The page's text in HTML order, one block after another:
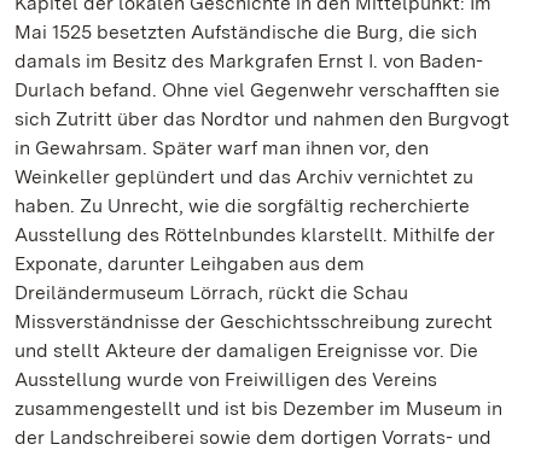
Mai 1525 besetzten Aufständische die Burg, die sich
damals im Besitz des Markgrafen Ernst I. von Baden-
Durlach befand. Ohne viel Gegenwehr verschafften sie
sich Zutritt über das Nordtor und nahmen den Burgvogt
in Gewahrsam. Später warf man ihnen vor, den
Weinkeller geplündert und das Archiv vernichtet zu
haben. Zu Unrecht, wie die sorgfältig recherchierte
Ausstellung des Röttelnbundes klarstellt. Mithilfe der
Exponate, darunter Leihgaben aus dem
Dreiländermuseum Lörrach, rückt die Schau
Missverständnisse der Geschichtsschreibung zurecht
und stellt Akteure der damaligen Ereignisse vor. Die
Ausstellung wurde von Freiwilligen des Vereins
zusammengestellt und ist bis Dezember im Museum in
der Landschreiberei sowie dem dortigen Vorrats- und